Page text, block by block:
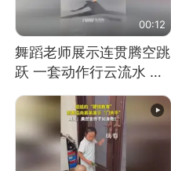
00:12
舞蹈老师展示连贯腾空跳
跃 一套动作行云流水 节
奏感拉满 网友：怎么做
到又舞又武的？